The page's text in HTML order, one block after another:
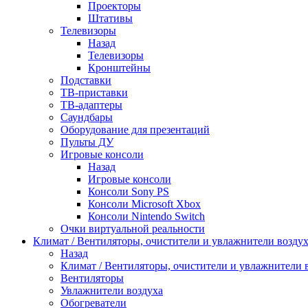
Проекторы
Штативы
Телевизоры
Назад
Телевизоры
Кронштейны
Подставки
ТВ-приставки
ТВ-адаптеры
Саундбары
Оборудование для презентаций
Пульты ДУ
Игровые консоли
Назад
Игровые консоли
Консоли Sony PS
Консоли Microsoft Xbox
Консоли Nintendo Switch
Очки виртуальной реальности
Климат / Вентиляторы, очистители и увлажнители
Назад
Климат / Вентиляторы, очистители и увлажнители
Вентиляторы
Увлажнители воздуха
Обогреватели